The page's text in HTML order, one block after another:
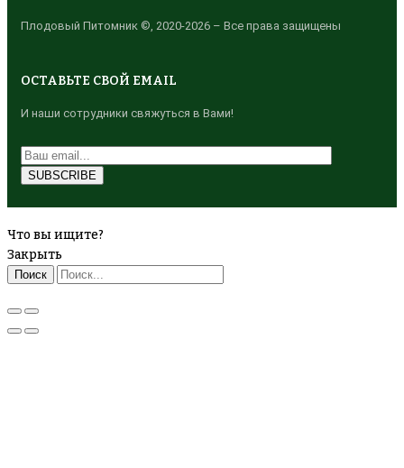
Плодовый Питомник ©, 2020-2026 – Все права защищены
ОСТАВЬТЕ СВОЙ EMAIL
И наши сотрудники свяжуться в Вами!
Что вы ищите?
Закрыть
Поиск